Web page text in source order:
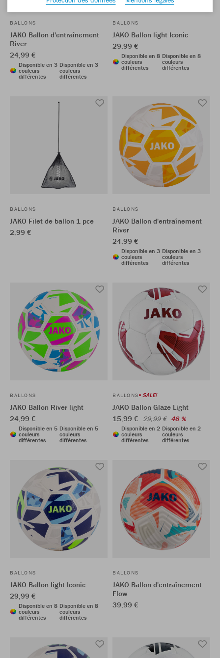
BALLONS
JAKO Ballon d'entraînement
River
24,99 €
Disponible en 3
couleurs
différentes
Disponible en 3
couleurs
différentes
BALLONS
JAKO Ballon light Iconic
29,99 €
Disponible en 8
couleurs
différentes
Disponible en 8
couleurs
différentes
BALLONS
JAKO Filet de ballon 1 pce
2,99 €
BALLONS
JAKO Ballon d'entraînement
River
24,99 €
Disponible en 3
couleurs
différentes
Disponible en 3
couleurs
différentes
BALLONS
JAKO Ballon River light
24,99 €
Disponible en 5
couleurs
différentes
Disponible en 5
couleurs
différentes
BALLONS SALE!
JAKO Ballon Glaze Light
15,99 € 29,99 € 46 %
Disponible en 2
couleurs
différentes
Disponible en 2
couleurs
différentes
BALLONS
JAKO Ballon light Iconic
29,99 €
Disponible en 8
couleurs
différentes
Disponible en 8
couleurs
différentes
BALLONS
JAKO Ballon d'entraînement
Flow
39,99 €